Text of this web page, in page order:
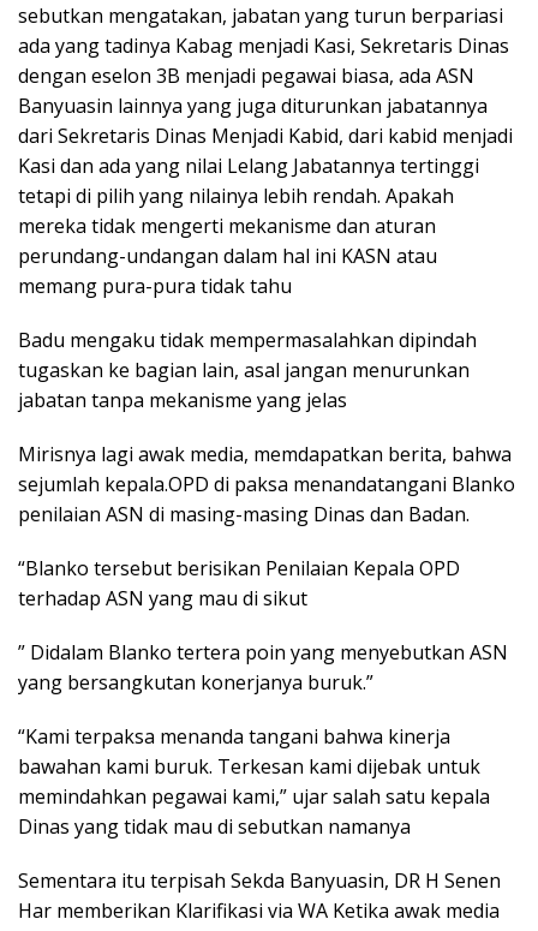
sebutkan mengatakan, jabatan yang turun berpariasi
ada yang tadinya Kabag menjadi Kasi, Sekretaris Dinas
dengan eselon 3B menjadi pegawai biasa, ada ASN
Banyuasin lainnya yang juga diturunkan jabatannya
dari Sekretaris Dinas Menjadi Kabid, dari kabid menjadi
Kasi dan ada yang nilai Lelang Jabatannya tertinggi
tetapi di pilih yang nilainya lebih rendah. Apakah
mereka tidak mengerti mekanisme dan aturan
perundang-undangan dalam hal ini KASN atau
memang pura-pura tidak tahu
Badu mengaku tidak mempermasalahkan dipindah
tugaskan ke bagian lain, asal jangan menurunkan
jabatan tanpa mekanisme yang jelas
Mirisnya lagi awak media, memdapatkan berita, bahwa
sejumlah kepala.OPD di paksa menandatangani Blanko
penilaian ASN di masing-masing Dinas dan Badan.
“Blanko tersebut berisikan Penilaian Kepala OPD
terhadap ASN yang mau di sikut
” Didalam Blanko tertera poin yang menyebutkan ASN
yang bersangkutan konerjanya buruk.”
“Kami terpaksa menanda tangani bahwa kinerja
bawahan kami buruk. Terkesan kami dijebak untuk
memindahkan pegawai kami,” ujar salah satu kepala
Dinas yang tidak mau di sebutkan namanya
Sementara itu terpisah Sekda Banyuasin, DR H Senen
Har memberikan Klarifikasi via WA Ketika awak media